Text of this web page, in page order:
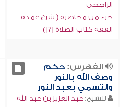
الراجحي
جزء من محاضرة ( شرح عمدة
الفقه كتاب الصلاة [7])
الفهرس:حكم
وصف الله بالنور
والتسمي بعبد النور
للشيخ: عبد العزيز بن عبد الله